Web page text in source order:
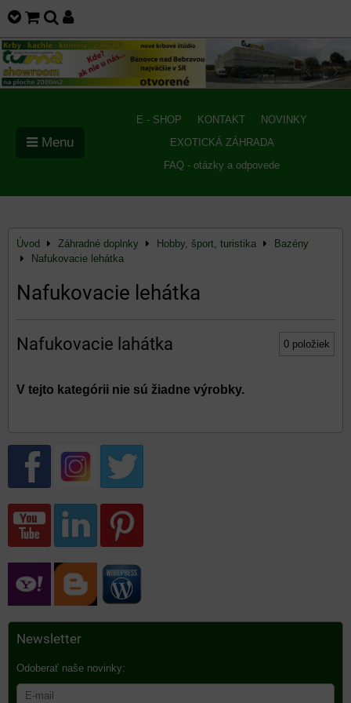
E - SHOP KONTAKT
NOVINKY
EXOTICKÁ ZÁHRADA
FAQ - otázky a odpovede
Menu
Úvod Záhradné doplnky Hobby, šport, turistika
Bazény
Nafukovacie lehátka
Nafukovacie lehátka
Nafukovacie lahátka 0 položiek
Newsletter
Odoberať naše novinky: